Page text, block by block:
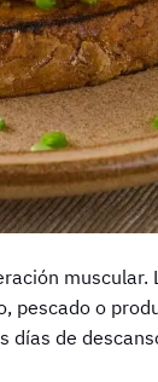
pescado o
días de